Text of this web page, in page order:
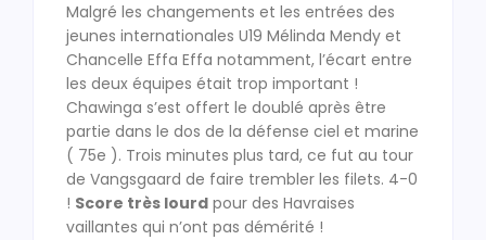
Malgré les changements et les entrées des
jeunes internationales U19 Mélinda Mendy et
Chancelle Effa Effa notamment, l’écart entre
les deux équipes était trop important !
Chawinga s’est offert le doublé après être
partie dans le dos de la défense ciel et marine
( 75e ). Trois minutes plus tard, ce fut au tour
de Vangsgaard de faire trembler les filets. 4-0
! Score très lourd pour des Havraises
vaillantes qui n’ont pas démérité !